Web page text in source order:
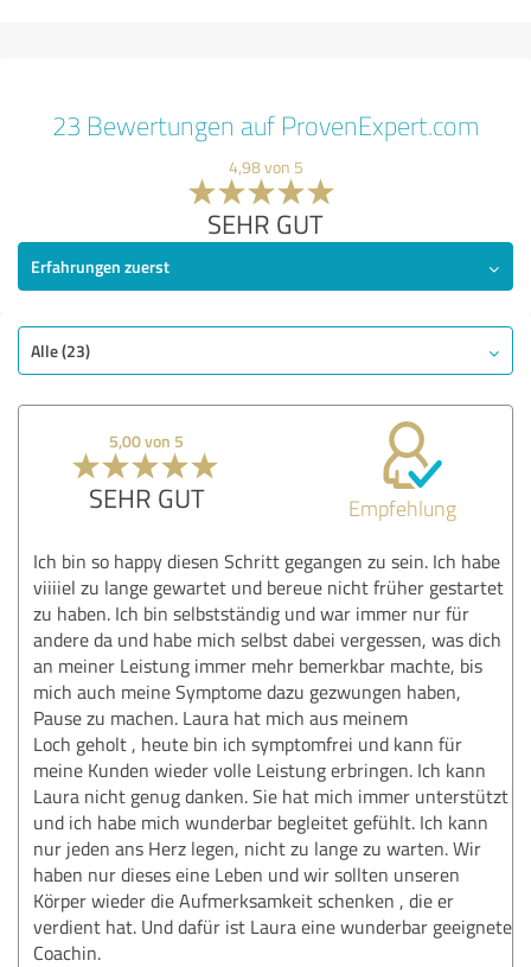
23 Bewertungen auf ProvenExpert.com
4,98 von 5
SEHR GUT
Erfahrungen zuerst
Alle (23)
5,00 von 5
SEHR GUT Empfehlung
Ich bin so happy diesen Schritt gegangen zu sein. Ich habe
viiiiel zu lange gewartet und bereue nicht früher gestartet
zu haben. Ich bin selbstständig und war immer nur für
andere da und habe mich selbst dabei vergessen, was dich
an meiner Leistung immer mehr bemerkbar machte, bis
mich auch meine Symptome dazu gezwungen haben,
Pause zu machen. Laura hat mich aus meinem
Loch geholt , heute bin ich symptomfrei und kann für
meine Kunden wieder volle Leistung erbringen. Ich kann
Laura nicht genug danken. Sie hat mich immer unterstützt
und ich habe mich wunderbar begleitet gefühlt. Ich kann
nur jeden ans Herz legen, nicht zu lange zu warten. Wir
haben nur dieses eine Leben und wir sollten unseren
Körper wieder die Aufmerksamkeit schenken , die er
verdient hat. Und dafür ist Laura eine wunderbar geeignete
Coachin.